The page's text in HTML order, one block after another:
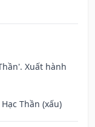
Xuất hành
Thần (xấu)